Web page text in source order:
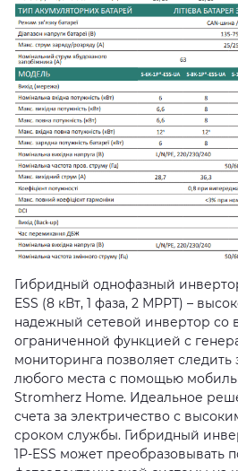
Гибридный однофазный
ESS (8 кВт, 1 фаза, 2 МРРТ) –
надежный сетевой инвертор со
ограниченной функцией с
мониторинга позволяет следить
любого места с помощью
Stromherz Home. Идеальное
счета за электричество с
сроком службы. Гибридный
1Р-ESS может преобразовывать